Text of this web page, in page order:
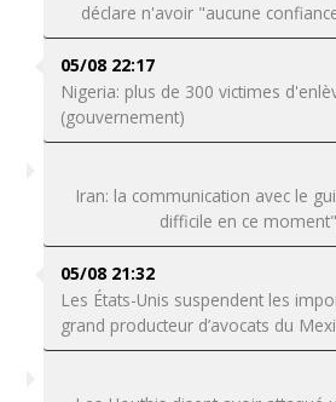
déclare n'avoir "aucune
05/08 22:17
Nigeria: plus de 300 victimes
(gouvernement)
Iran: la communication avec le
difficile en ce
05/08 21:32
Les États-Unis suspendent les
grand producteur d’avocats du